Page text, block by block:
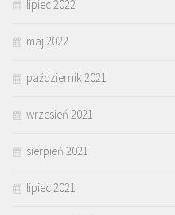
lipiec 2022
maj 2022
październik 2021
wrzesień 2021
sierpień 2021
lipiec 2021